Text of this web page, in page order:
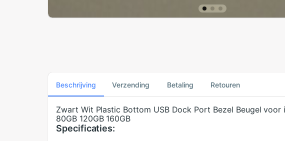
Beschrijving Verzending Betaling Retouren
Zwart Wit Plastic Bottom USB Dock Port Bezel Beugel voor
80GB 120GB 160GB
Specificaties: